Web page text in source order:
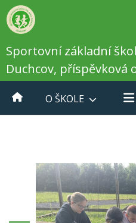
Sportovní základní
Duchcov, příspěvková
O ŠKOLE